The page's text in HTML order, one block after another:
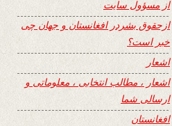
از مسؤول سایت
ازحقوق بشردر افغانستان و جهان چی
خبر است؟
اشعار
اشعار ، مطالب انتخابی ، معلوماتی و
ارسالی شما
افغانستان